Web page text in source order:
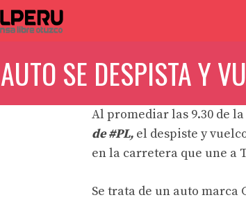
AUTO SE DESPISTA Y
Al promediar las 9.30 de
de#PL, el despiste y
en la carretera que une
Se trata de un auto marca